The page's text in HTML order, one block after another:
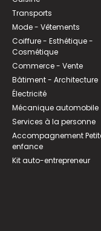
Transports
Mode - Vêtements
Coiffure - Esthétique -
Cosmétique
Commerce - Vente
Bâtiment - Architecture
Électricité
Mécanique automobile
Services à la personne
Accompagnement
enfance
Kit auto-entrepreneur